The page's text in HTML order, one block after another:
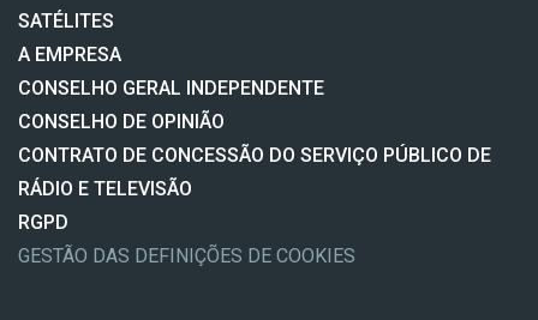
SATÉLITES
A EMPRESA
CONSELHO GERAL INDEPENDENTE
CONSELHO DE OPINIÃO
CONTRATO DE CONCESSÃO DO SERVIÇO PÚBLICO DE
RÁDIO E TELEVISÃO
RGPD
GESTÃO DAS DEFINIÇÕES DE COOKIES